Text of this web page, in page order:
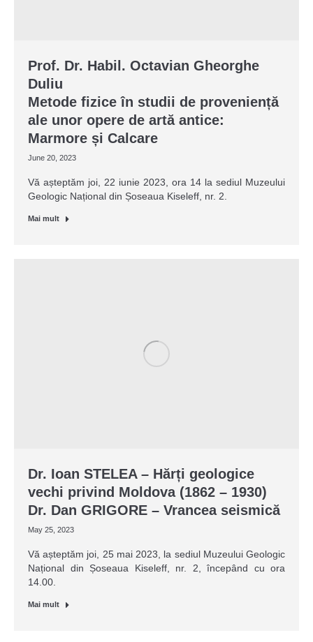
Prof. Dr. Habil. Octavian Gheorghe
Duliu
Metode fizice în studii de proveniență
ale unor opere de artă antice:
Marmore și Calcare
June 20, 2023
Vă așteptăm joi, 22 iunie 2023, ora 14 la sediul Muzeului
Geologic Național din Șoseaua Kiseleff, nr. 2.
Mai mult
Dr. Ioan STELEA – Hărți geologice
vechi privind Moldova (1862 – 1930)
Dr. Dan GRIGORE – Vrancea seismică
May 25, 2023
Vă așteptăm joi, 25 mai 2023, la sediul Muzeului Geologic
Național din Șoseaua Kiseleff, nr. 2, începând cu ora
14.00.
Mai mult